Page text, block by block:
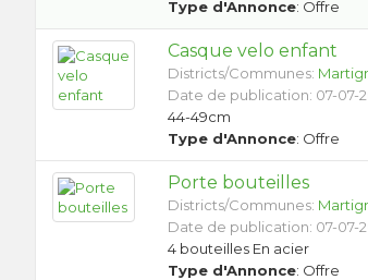
Type d'Annonce: Offre
Casque velo enfant
Districts/Communes:
Date de publication: 07-07-
44-49cm
Type d'Annonce: Offre
Porte bouteilles
Districts/Communes:
Date de publication: 07-07-
4 bouteilles En acier
Type d'Annonce: Offre